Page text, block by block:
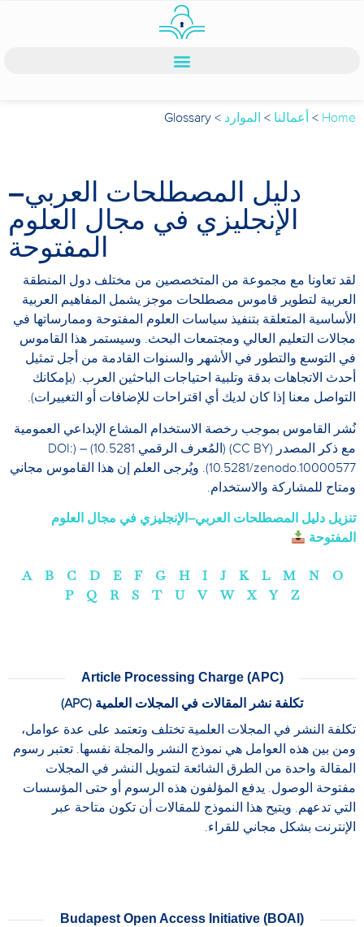
Home
> أعمالنا > الموارد >
Glossary
دليل المصطلحات العربي–
الإنجليزي في مجال العلوم
المفتوحة
لقد تعاونا مع مجموعة من المتخصصين من مختلف دول المنطقة
العربية لتطوير قاموس مصطلحات موجز يشمل المفاهيم العربية
الأساسية المتعلقة بتنفيذ سياسات العلوم المفتوحة وممارساتها في
مجالات التعليم العالي ومجتمعات البحث. وسيستمر هذا القاموس
في التوسع والتطور في الأشهر والسنوات القادمة من أجل تمثيل
أحدث الاتجاهات بدقة وتلبية احتياجات الباحثين العرب. (بإمكانك
التواصل معنا إذا كان لديك أي اقتراحات للإضافات أو التغييرات).
نُشر القاموس بموجب رخصة الاستخدام المشاع الإبداعي العمومية
مع ذكر المصدر (CC BY) (المُعرف الرقمي 10.5281) – (DOI:
10.5281/zenodo.10000577). ويُرجى العلم إن هذا القاموس مجاني
ومتاح للمشاركة والاستخدام.
تنزيل دليل المصطلحات العربي–الإنجليزي في مجال العلوم
المفتوحة
A B C D E F G H I J K L M N
O
P
Q R S T U V W X Y Z
Article Processing Charge (APC)
تكلفة نشر المقالات في المجلات العلمية (APC)
تكلفة النشر في المجلات العلمية تختلف وتعتمد على عدة عوامل،
ومن بين هذه العوامل هي نموذج النشر والمجلة نفسها. تعتبر رسوم
المقالة واحدة من الطرق الشائعة لتمويل النشر في المجلات
مفتوحة الوصول. يدفع المؤلفون هذه الرسوم أو حتى المؤسسات
التي تدعهم. ويتيح هذا النموذج للمقالات أن تكون متاحة عبر
الإنترنت بشكل مجاني للقراء.
Budapest Open Access Initiative (BOAI)